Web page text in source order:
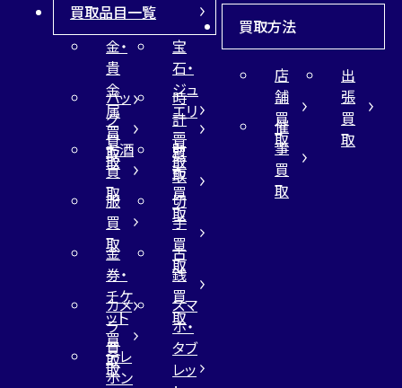
買取品目一覧
金・
貴
金
属
買
取
宝
石・
ジュ
エリ
ー
買
取
バッ
グ
買
取
時
計
買
取
お酒
買
取
財
布
買
取
服
買
取
切
手
買
取
金
券・
チケ
ット
買
取
古
銭
買
取
カメ
ラ
買
取
スマ
ホ・
タブ
レッ
テレ
ホン
買取方法
店
舗
買
取
出
張
買
取
催
事
買
取